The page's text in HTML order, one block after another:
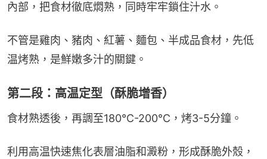
內部，把食材徹底燜熟，同時牢牢鎖住汁水。
不管是雞肉、豬肉、紅薯、麵包、半成品食材，先低
温烤熟，是鮮嫩多汁的關鍵。
第二段：高温定型（酥脆增香）
食材熟透後，再調至180℃-200℃，烤3-5分鐘。
利用高温快速焦化表層油脂和澱粉，形成酥脆外殼，